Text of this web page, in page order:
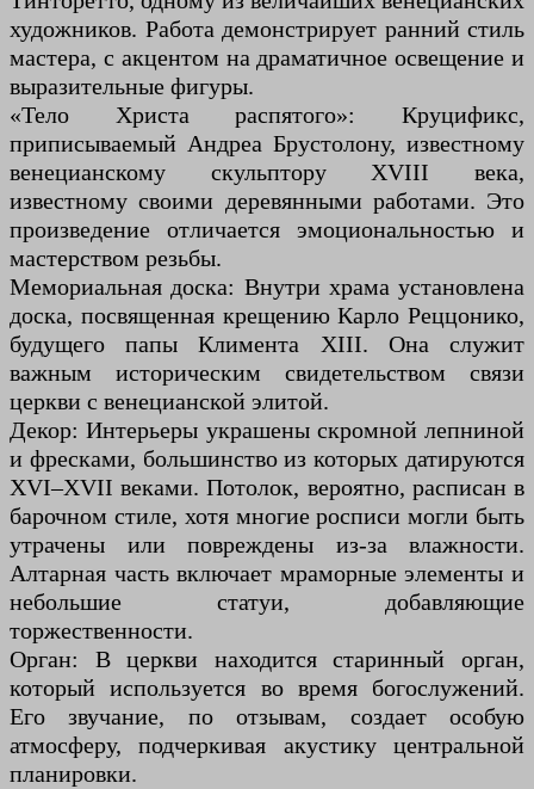
художников. Работа демонстрирует ранний стиль
мастера, с акцентом на драматичное освещение и
выразительные фигуры.
«Тело Христа распятого»: Круцификс,
приписываемый Андреа Брустолону, известному
венецианскому скульптору XVIII века,
известному своими деревянными работами. Это
произведение отличается эмоциональностью и
мастерством резьбы.
Мемориальная доска: Внутри храма установлена
доска, посвященная крещению Карло Реццонико,
будущего папы Климента XIII. Она служит
важным историческим свидетельством связи
церкви с венецианской элитой.
Декор: Интерьеры украшены скромной лепниной
и фресками, большинство из которых датируются
XVI–XVII веками. Потолок, вероятно, расписан в
барочном стиле, хотя многие росписи могли быть
утрачены или повреждены из-за влажности.
Алтарная часть включает мраморные элементы и
небольшие статуи, добавляющие
торжественности.
Орган: В церкви находится старинный орган,
который используется во время богослужений.
Его звучание, по отзывам, создает особую
атмосферу, подчеркивая акустику центральной
планировки.